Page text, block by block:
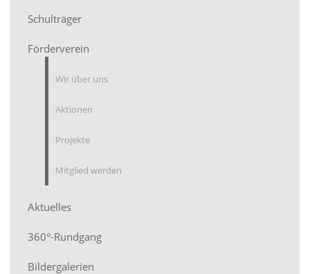
Schulträger
Förderverein
Wir über uns
Aktionen
Projekte
Mitglied werden
Aktuelles
360°-Rundgang
Bildergalerien